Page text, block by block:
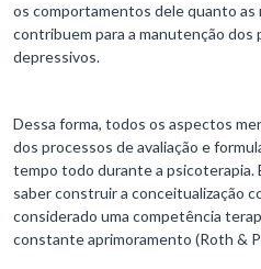
os comportamentos dele quanto as
contribuem para a manutenção dos
depressivos.
Dessa forma, todos os aspectos
dos processos de avaliação e
tempo todo durante a psicoterapia.
saber construir a conceitualização
considerado uma competência
constante aprimoramento (Roth &